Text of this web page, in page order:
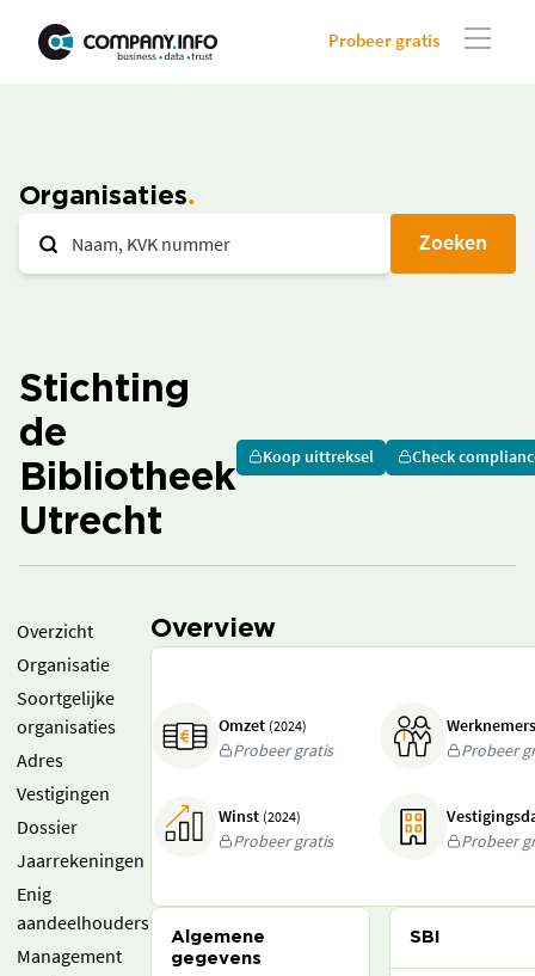
Probeer gratis
Organisaties
Zoeken
Stichting
de
Bibliotheek
Utrecht
Koop uittreksel Check
Overzicht
Organisatie
Soortgelijke
organisaties
Adres
Vestigingen
Dossier
Jaarrekeningen
Enig
aandeelhouders
Management
Overview
Omzet (2024)
Probeer gratis
Probeer
Winst (2024)
Probeer gratis
Probeer
Algemene
gegevens
SBI